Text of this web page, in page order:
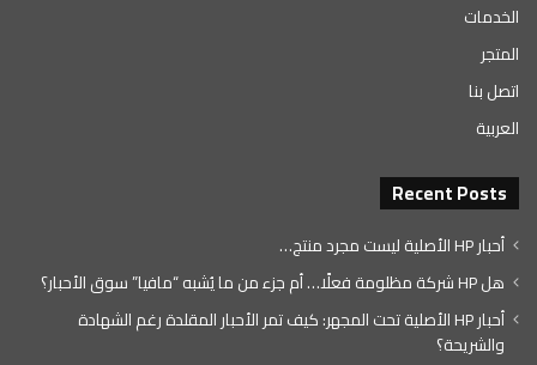
الخدمات
المتجر
اتصل بنا
العربية
Recent Posts
أحبار HP الأصلية ليست مجرد منتج…
هل HP شركة مظلومة فعلًا… أم جزء من ما يُشبه “مافيا” سوق الأحبار؟
أحبار HP الأصلية تحت المجهر: كيف تمر الأحبار المقلدة رغم الشهادة
والشريحة؟